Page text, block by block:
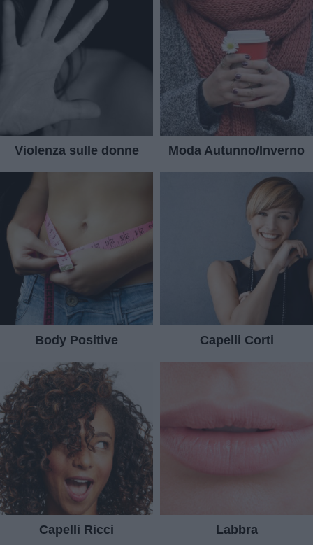
Violenza sulle donne Moda Autunno/Inverno
Body Positive Capelli Corti
Capelli Ricci Labbra